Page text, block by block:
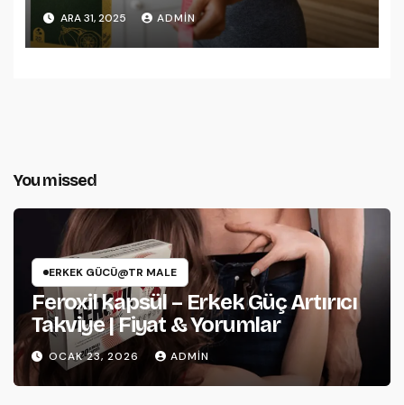
ARA 31, 2025 ADMIN
You missed
ERKEK GÜCÜ@TR MALE
Feroxil kapsül – Erkek Güç Artırıcı
Takviye | Fiyat & Yorumlar
OCAK 23, 2026 ADMIN